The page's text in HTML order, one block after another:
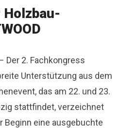
Der 2. Fachkongress
Unterstützung aus dem
das am 22. und 23.
stattfindet, verzeichnet
Beginn eine ausgebuchte